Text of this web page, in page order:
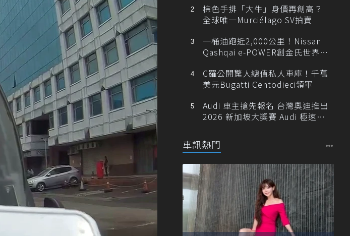
棕色手排「大牛」身價再創高？
全球唯一Murciélago SV拍賣
一桶油跑近2,000公里！Nissan
Qashqai e-POWER創金氏世界紀
C羅公開驚人總值私人車庫！千萬
美元Bugatti Centodieci領軍
Audi 車主搶先報名 台灣奧迪推出
2026 新加坡大獎賽 Audi 極速之
車訊熱門